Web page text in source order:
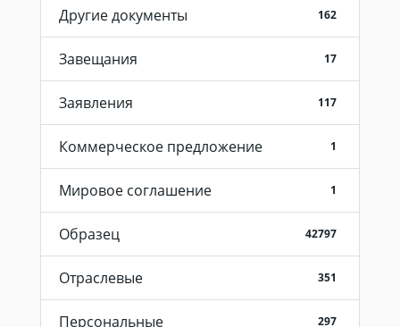
Другие документы 162
Завещания 17
Заявления 117
Коммерческое предложение 1
Мировое соглашение 1
Образец 42797
Отраслевые 351
Персональные 297